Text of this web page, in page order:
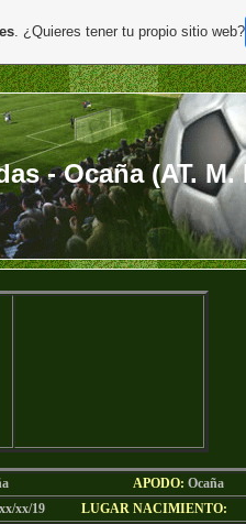
- Ocaña (AT. M.
Ocaña APODO: Ocaña
xx/xx/19 LUGAR NACIMIENTO:
. ¿Quieres tener tu propio sitio web?